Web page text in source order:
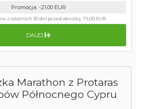
Marathon z Protaras
Północnego Cypru
Promocja: -21.00 EUR
z ostatnich 30 dni przed obniżką:75.00 EUR
DALEJ